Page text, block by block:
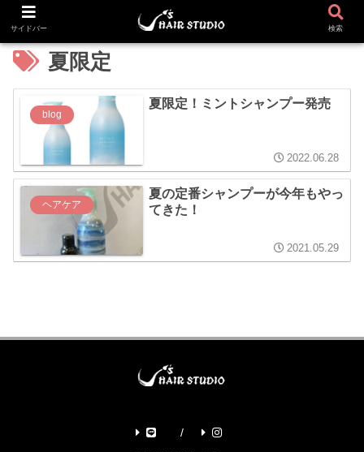
夏限定
blog
夏限定！ミントシャンプー発売
2022.06.28
ヘアケア
夏の定番シャンプーが今年もやっ
てきた！
2021.05.29
サイドバー 検索